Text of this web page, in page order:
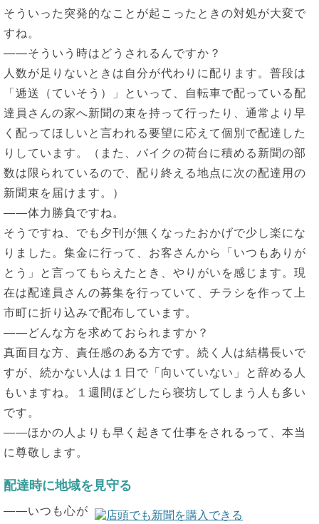
そういった突発的なことが起こったときの対処が大変で
すね。
――そういう時はどうされるんですか？
人数が足りないときは自分が代わりに配ります。普段は
「逓送（ていそう）」といって、自転車で配っている配
達員さんの家へ新聞の束を持って行ったり、通常より早
く配ってほしいと言われる要望に応えて個別で配達した
りしています。（また、バイクの荷台に積める新聞の部
数は限られているので、配り終える地点に次の配達用の
新聞束を届けます。）
――体力勝負ですね。
そうですね、でも夕刊が無くなったおかげで少し楽にな
りました。集金に行って、お客さんから「いつもありが
とう」と言ってもらえたとき、やりがいを感じます。現
在は配達員さんの募集を行っていて、チラシを作って上
市町に折り込みで配布しています。
――どんな方を求めておられますか？
真面目な方、責任感のある方です。続く人は結構長いで
すが、続かない人は１日で「向いていない」と辞める人
もいますね。１週間ほどしたら寝坊してしまう人も多い
です。
――ほかの人よりも早く起きて仕事をされるって、本当
に尊敬します。
配達時に地域を見守る
――いつも心が